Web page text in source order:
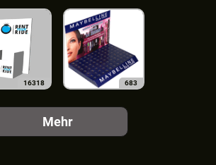
16318 683
Mehr